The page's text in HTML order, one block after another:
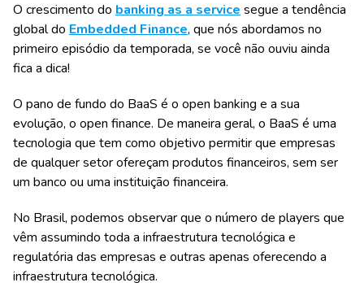
O crescimento do banking as a service segue a tendência
global do Embedded Finance, que nós abordamos no
primeiro episódio da temporada, se você não ouviu ainda
fica a dica!
O pano de fundo do BaaS é o open banking e a sua
evolução, o open finance. De maneira geral, o BaaS é uma
tecnologia que tem como objetivo permitir que empresas
de qualquer setor ofereçam produtos financeiros, sem ser
um banco ou uma instituição financeira.
No Brasil, podemos observar que o número de players que
vêm assumindo toda a infraestrutura tecnológica e
regulatória das empresas e outras apenas oferecendo a
infraestrutura tecnológica.